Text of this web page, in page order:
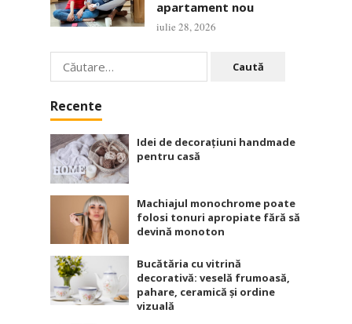
apartament nou
iulie 28, 2026
Caută
după:
Recente
Idei de decorațiuni handmade
pentru casă
Machiajul monochrome poate
folosi tonuri apropiate fără să
devină monoton
Bucătăria cu vitrină
decorativă: veselă frumoasă,
pahare, ceramică și ordine
vizuală